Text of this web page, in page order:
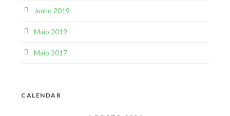
Junho 2019
Maio 2019
Maio 2017
CALENDAR